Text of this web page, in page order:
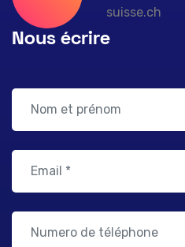
suisse.ch
Nous écrire